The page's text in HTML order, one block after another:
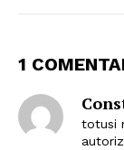
1
totusi